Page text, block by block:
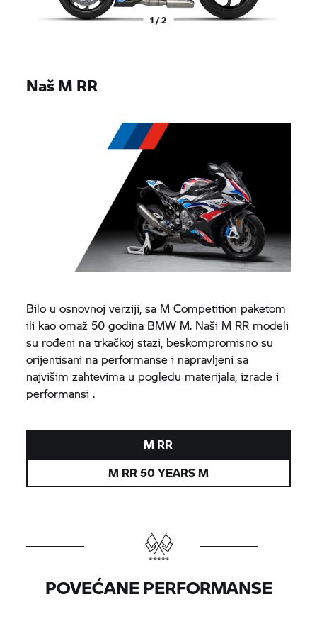
1 / 2
Naš M RR
Bilo u osnovnoj verziji, sa M Competition paketom
ili kao omaž 50 godina BMW M. Naši M RR modeli
su rođeni na trkačkoj stazi, beskompromisno su
orijentisani na performanse i napravljeni sa
najvišim zahtevima u pogledu materijala, izrade i
performansi .
M RR
M RR 50 YEARS M
POVEĆANE PERFORMANSE